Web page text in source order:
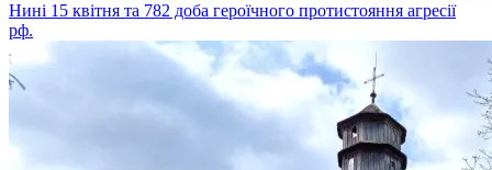
Нині 15 квітня та 782 доба героїчного протистояння агресії
рф.